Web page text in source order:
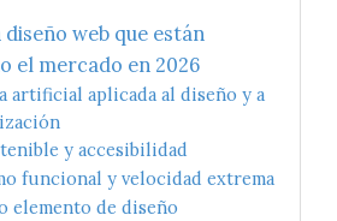
web que están
el mercado en 2026
artificial aplicada al diseño y a
y accesibilidad
funcional y velocidad extrema
elemento de diseño